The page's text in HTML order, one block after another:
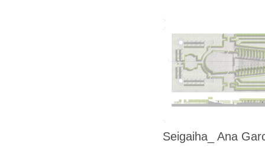
Seigaiha_ Ana